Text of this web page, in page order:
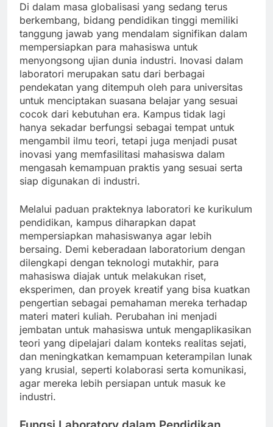
Di dalam masa globalisasi yang sedang terus
berkembang, bidang pendidikan tinggi memiliki
tanggung jawab yang mendalam signifikan dalam
mempersiapkan para mahasiswa untuk
menyongsong ujian dunia industri. Inovasi dalam
laboratori merupakan satu dari berbagai
pendekatan yang ditempuh oleh para universitas
untuk menciptakan suasana belajar yang sesuai
cocok dari kebutuhan era. Kampus tidak lagi
hanya sekadar berfungsi sebagai tempat untuk
mengambil ilmu teori, tetapi juga menjadi pusat
inovasi yang memfasilitasi mahasiswa dalam
mengasah kemampuan praktis yang sesuai serta
siap digunakan di industri.
Melalui paduan prakteknya laboratori ke kurikulum
pendidikan, kampus diharapkan dapat
mempersiapkan mahasiswanya agar lebih
bersaing. Demi keberadaan laboratorium dengan
dilengkapi dengan teknologi mutakhir, para
mahasiswa diajak untuk melakukan riset,
eksperimen, dan proyek kreatif yang bisa kuatkan
pengertian sebagai pemahaman mereka terhadap
materi materi kuliah. Perubahan ini menjadi
jembatan untuk mahasiswa untuk mengaplikasikan
teori yang dipelajari dalam konteks realitas sejati,
dan meningkatkan kemampuan keterampilan lunak
yang krusial, seperti kolaborasi serta komunikasi,
agar mereka lebih persiapan untuk masuk ke
industri.